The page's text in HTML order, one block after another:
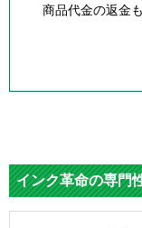
商品代金の返金
インク革命の専門